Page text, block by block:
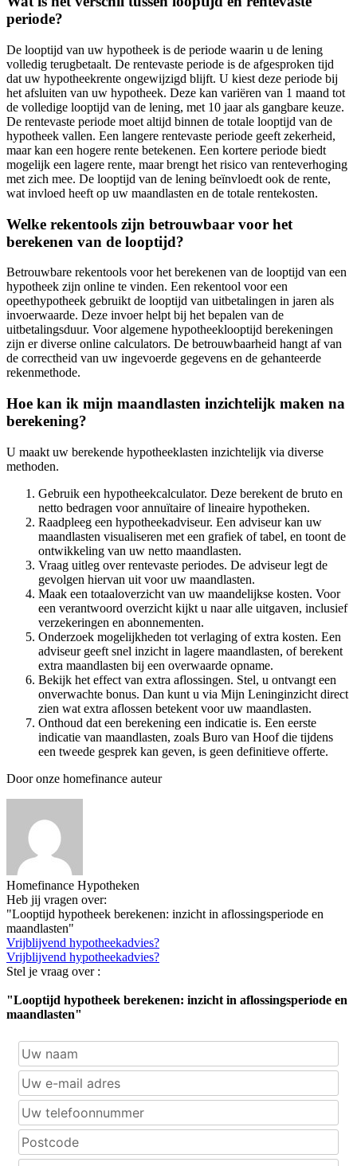
periode?
De looptijd van uw hypotheek is de periode waarin u de lening
volledig terugbetaalt. De rentevaste periode is de afgesproken tijd
dat uw hypotheekrente ongewijzigd blijft. U kiest deze periode bij
het afsluiten van uw hypotheek. Deze kan variëren van 1 maand tot
de volledige looptijd van de lening, met 10 jaar als gangbare keuze.
De rentevaste periode moet altijd binnen de totale looptijd van de
hypotheek vallen. Een langere rentevaste periode geeft zekerheid,
maar kan een hogere rente betekenen. Een kortere periode biedt
mogelijk een lagere rente, maar brengt het risico van renteverhoging
met zich mee. De looptijd van de lening beïnvloedt ook de rente,
wat invloed heeft op uw maandlasten en de totale rentekosten.
Welke rekentools zijn betrouwbaar voor het
berekenen van de looptijd?
Betrouwbare rekentools voor het berekenen van de looptijd van een
hypotheek zijn online te vinden. Een rekentool voor een
opeethypotheek gebruikt de looptijd van uitbetalingen in jaren als
invoerwaarde. Deze invoer helpt bij het bepalen van de
uitbetalingsduur. Voor algemene hypotheeklooptijd berekeningen
zijn er diverse online calculators. De betrouwbaarheid hangt af van
de correctheid van uw ingevoerde gegevens en de gehanteerde
rekenmethode.
Hoe kan ik mijn maandlasten inzichtelijk maken na
berekening?
U maakt uw berekende hypotheeklasten inzichtelijk via diverse
methoden.
Gebruik een hypotheekcalculator. Deze berekent de bruto en
netto bedragen voor annuïtaire of lineaire hypotheken.
Raadpleeg een hypotheekadviseur. Een adviseur kan uw
maandlasten visualiseren met een grafiek of tabel, en toont de
ontwikkeling van uw netto maandlasten.
Vraag uitleg over rentevaste periodes. De adviseur legt de
gevolgen hiervan uit voor uw maandlasten.
Maak een totaaloverzicht van uw maandelijkse kosten. Voor
een verantwoord overzicht kijkt u naar alle uitgaven, inclusief
verzekeringen en abonnementen.
Onderzoek mogelijkheden tot verlaging of extra kosten. Een
adviseur geeft snel inzicht in lagere maandlasten, of berekent
extra maandlasten bij een overwaarde opname.
Bekijk het effect van extra aflossingen. Stel, u ontvangt een
onverwachte bonus. Dan kunt u via Mijn Leninginzicht direct
zien wat extra aflossen betekent voor uw maandlasten.
Onthoud dat een berekening een indicatie is. Een eerste
indicatie van maandlasten, zoals Buro van Hoof die tijdens
een tweede gesprek kan geven, is geen definitieve offerte.
Door onze homefinance auteur
Homefinance Hypotheken
Heb jij vragen over:
"Looptijd hypotheek berekenen: inzicht in aflossingsperiode en
maandlasten"
Vrijblijvend hypotheekadvies?
Vrijblijvend hypotheekadvies?
Stel je vraag over :
"Looptijd hypotheek berekenen: inzicht in aflossingsperiode en
maandlasten"